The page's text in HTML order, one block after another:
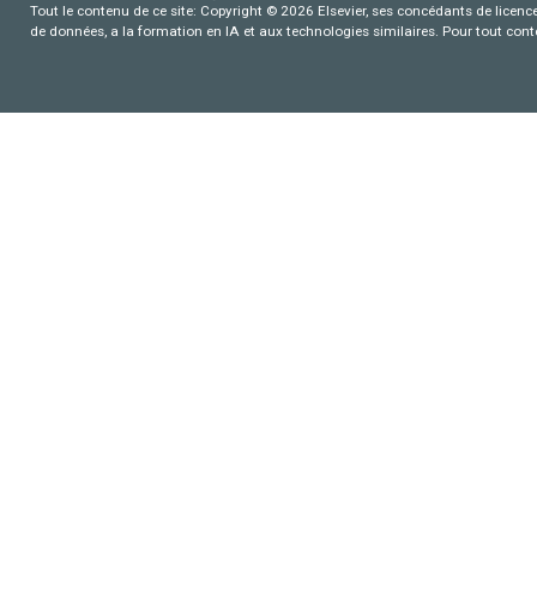
Tout le contenu de ce site: Copyright © 2026 Elsevier, ses concédants de
de données, a la formation en IA et aux technologies similaires. Pour tout